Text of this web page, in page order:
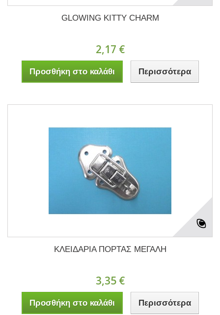
GLOWING KITTY CHARM
2,17 €
Προσθήκη στο καλάθι Περισσότερα
ΚΛΕΙΔΑΡΙΑ ΠΟΡΤΑΣ ΜΕΓΑΛΗ
3,35 €
Προσθήκη στο καλάθι Περισσότερα